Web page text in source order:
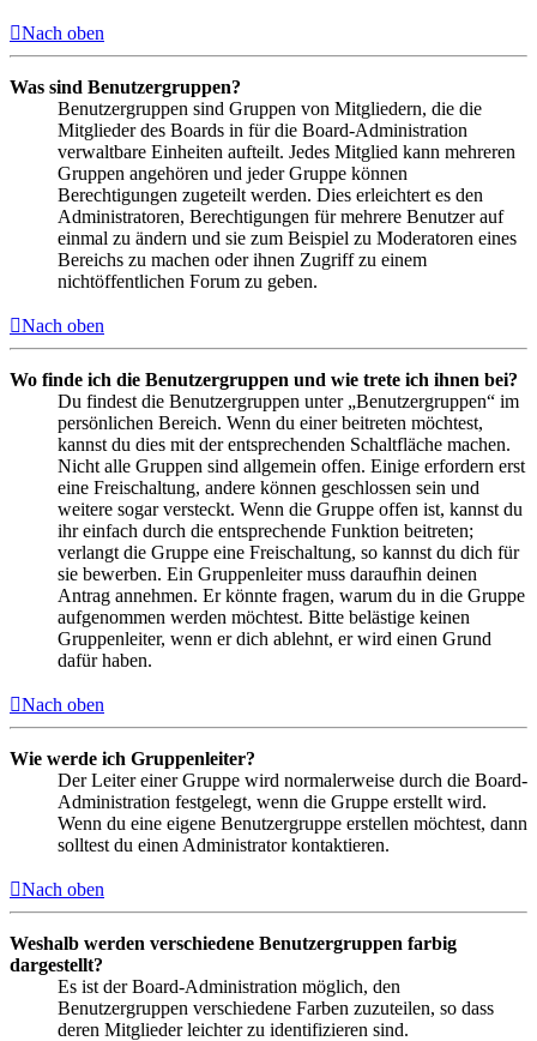
Nach oben
Was sind Benutzergruppen?
Benutzergruppen sind Gruppen von Mitgliedern, die die
Mitglieder des Boards in für die Board-Administration
verwaltbare Einheiten aufteilt. Jedes Mitglied kann mehreren
Gruppen angehören und jeder Gruppe können
Berechtigungen zugeteilt werden. Dies erleichtert es den
Administratoren, Berechtigungen für mehrere Benutzer auf
einmal zu ändern und sie zum Beispiel zu Moderatoren eines
Bereichs zu machen oder ihnen Zugriff zu einem
nichtöffentlichen Forum zu geben.
Nach oben
Wo finde ich die Benutzergruppen und wie trete ich ihnen bei?
Du findest die Benutzergruppen unter „Benutzergruppen“ im
persönlichen Bereich. Wenn du einer beitreten möchtest,
kannst du dies mit der entsprechenden Schaltfläche machen.
Nicht alle Gruppen sind allgemein offen. Einige erfordern erst
eine Freischaltung, andere können geschlossen sein und
weitere sogar versteckt. Wenn die Gruppe offen ist, kannst du
ihr einfach durch die entsprechende Funktion beitreten;
verlangt die Gruppe eine Freischaltung, so kannst du dich für
sie bewerben. Ein Gruppenleiter muss daraufhin deinen
Antrag annehmen. Er könnte fragen, warum du in die Gruppe
aufgenommen werden möchtest. Bitte belästige keinen
Gruppenleiter, wenn er dich ablehnt, er wird einen Grund
dafür haben.
Nach oben
Wie werde ich Gruppenleiter?
Der Leiter einer Gruppe wird normalerweise durch die Board-
Administration festgelegt, wenn die Gruppe erstellt wird.
Wenn du eine eigene Benutzergruppe erstellen möchtest, dann
solltest du einen Administrator kontaktieren.
Nach oben
Weshalb werden verschiedene Benutzergruppen farbig
dargestellt?
Es ist der Board-Administration möglich, den
Benutzergruppen verschiedene Farben zuzuteilen, so dass
deren Mitglieder leichter zu identifizieren sind.